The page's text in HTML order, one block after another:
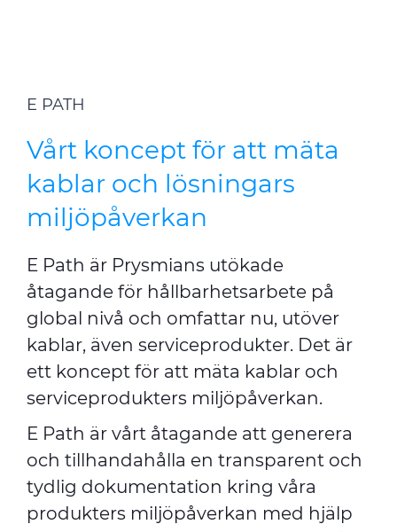
E PATH
Vårt koncept för att mäta
kablar och lösningars
miljöpåverkan
E Path är Prysmians utökade
åtagande för hållbarhetsarbete på
global nivå och omfattar nu, utöver
kablar, även serviceprodukter. Det är
ett koncept för att mäta kablar och
serviceprodukters miljöpåverkan.
E Path är vårt åtagande att generera
och tillhandahålla en transparent och
tydlig dokumentation kring våra
produkters miljöpåverkan med hjälp